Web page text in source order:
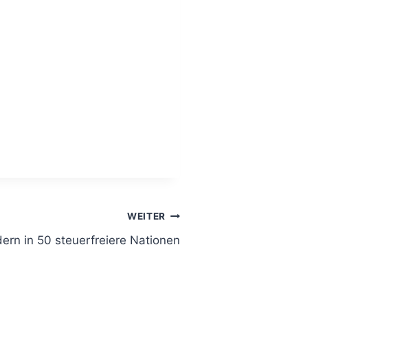
WEITER
in 50 steuerfreiere Nationen